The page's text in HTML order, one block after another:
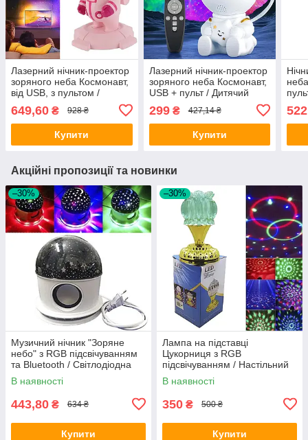
Лазерний нічник-проектор
зоряного неба Космонавт,
від USB, з пультом /
Нічник космонавт
649,60 ₴ 928 ₴
Купити
Лазерний нічник-проектор
зоряного неба Космонавт,
USB + пульт / Дитячий
світильник-нічник зоряне
небо
299₴ 427,14 ₴
Купити
Акційні пропозиції та новинки
–30%
Музичний нічник "Зоряне
небо" з RGB підсвічуванням
та Bluetooth / Світлодіодна
диско-куля / Настільна лампа
В наявності
443,80 ₴ 634 ₴
Купити
–30%
Лампа на підставці
Цукорниця з RGB
підсвічуванням / Настільний
нічник / Лед світильник /
Світлодіодна диско лампа
В наявності
350 ₴ 500 ₴
Купити